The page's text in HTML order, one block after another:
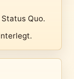
Quo.